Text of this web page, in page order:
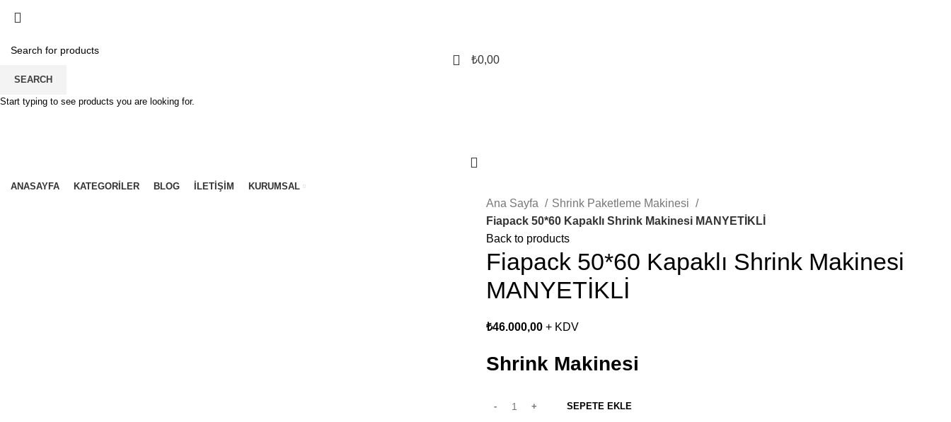
₺0,00
ANASAYFA KATEGORİLER BLOG İLETİŞİM KURUMSAL
Ana Sayfa
Shrink Paketleme Makinesi
Fiapack 50*60 Kapaklı Shrink Makinesi MANYETİKLİ
Back to products
Fiapack 50*60 Kapaklı Shrink Makinesi
MANYETİKLİ
₺46.000,00 + KDV
Shrink Makinesi
SEPETE EKLE
SEARCH
Start typing to see products you are looking for.